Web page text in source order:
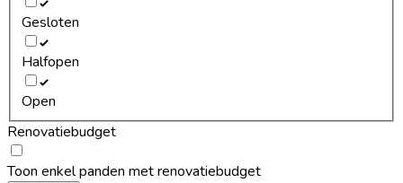
Gesloten
Halfopen
Open
Renovatiebudget
Toon enkel panden met renovatiebudget